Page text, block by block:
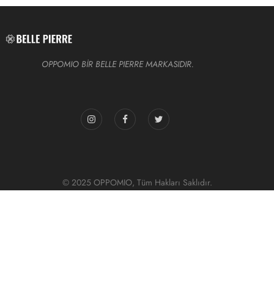
OPPOMIO BİR BELLE PIERRE MARKASIDIR.
© 2025 OPPOMIO, Tüm Hakları Saklıdır.